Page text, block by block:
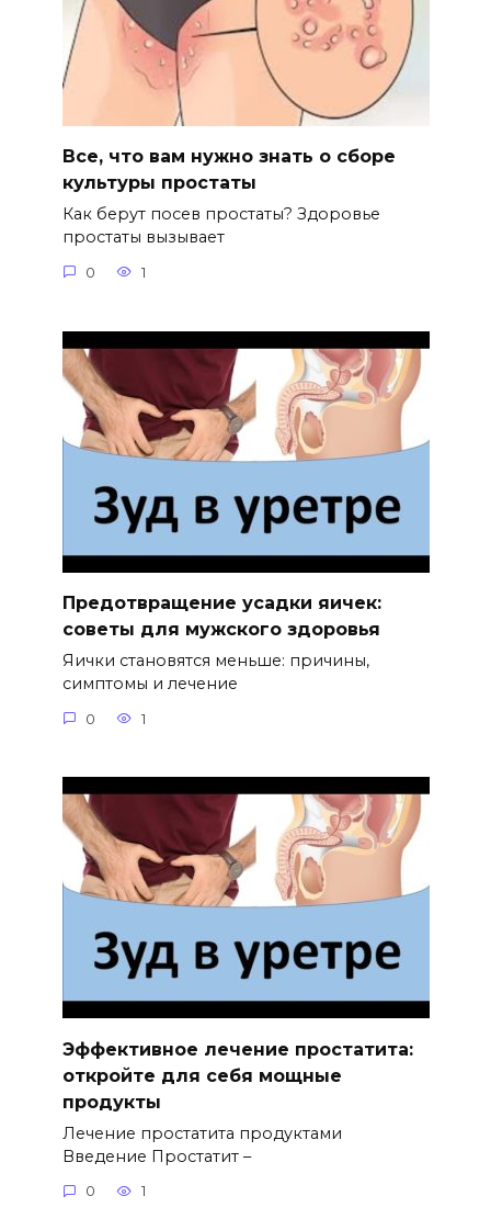
Все, что вам нужно знать о сборе
культуры простаты
Как берут посев простаты? Здоровье
простаты вызывает
0 1
Предотвращение усадки яичек:
советы для мужского здоровья
Яички становятся меньше: причины,
симптомы и лечение
0 1
Эффективное лечение простатита:
откройте для себя мощные
продукты
Лечение простатита продуктами
Введение Простатит –
0 1